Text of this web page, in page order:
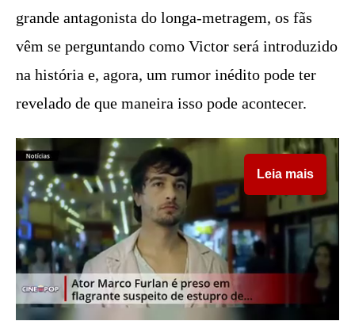
grande antagonista do longa-metragem, os fãs
vêm se perguntando como Victor será introduzido
na história e, agora, um rumor inédito pode ter
revelado de que maneira isso pode acontecer.
Leia mais